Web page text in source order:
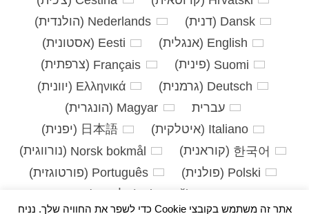
אתר זה משתמש בקובצי Cookie כדי לשפר את החוויה שלך. נניח
Dansk
(דנית)
Nederlands
(הולנדית)
English
(אנגלית)
Eesti
(אסטונית)
Suomi
(פינית)
Français
(צרפתית)
Deutsch
(גרמנית)
Ελληνικά
(יוונית)
עברית
Magyar
(הונגרית)
Italiano
(איטלקית)
日本語
(יפנית)
한국어
(קוראנית)
Norsk bokmål
(נורווגית)
Polski
(פולנית)
Português
(פורטוגזית)
Slovenčina
( סלאבית)